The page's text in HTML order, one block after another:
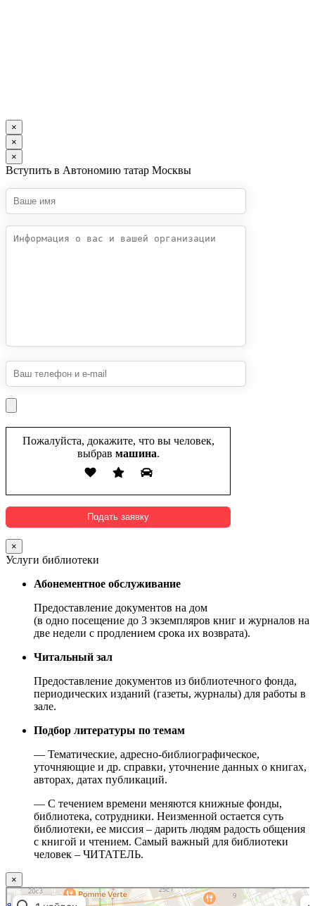
×
×
×
Вступить в Автономию татар Москвы
Пожалуйста, докажите, что вы человек,
выбрав машина.
×
Услуги библиотеки
Абонементное обслуживание
Предоставление документов на дом
(в одно посещение до 3 экземпляров книг и журналов на
две недели с продлением срока их возврата).
Читальный зал
Предоставление документов из библиотечного фонда,
периодических изданий (газеты, журналы) для работы в
зале.
Подбор литературы по темам
— Тематические, адресно-библиографическое,
уточняющие и др. справки, уточнение данных о книгах,
авторах, датах публикаций.
— С течением времени меняются книжные фонды,
библиотека, сотрудники. Неизменной остается суть
библиотеки, ее миссия – дарить людям радость общения
с книгой и чтением. Самый важный для библиотеки
человек – ЧИТАТЕЛЬ.
×
Москва
Малый Татарский переулок, 8 на карте Москвы, ближайшее метро Новокузнецкая —